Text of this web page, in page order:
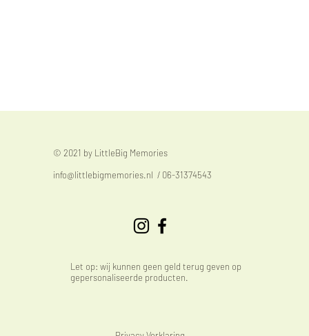
© 2021 by LittleBig Memories
info@littlebigmemories.nl / 06-31374543
Let op: wij kunnen geen geld terug geven op
gepersonaliseerde producten.